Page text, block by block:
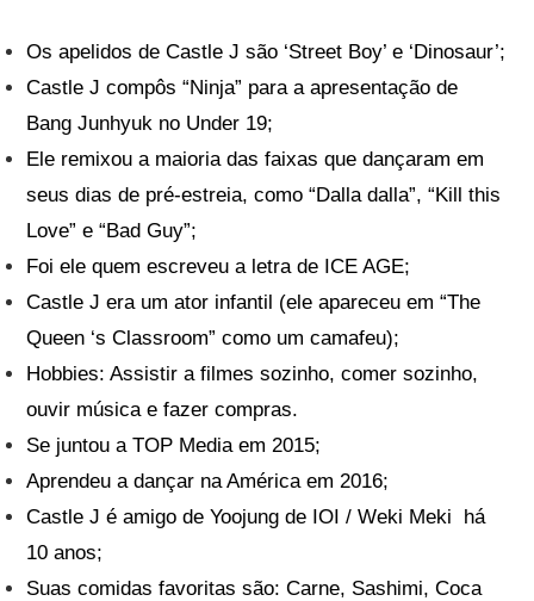
Os apelidos de Castle J são ‘Street Boy’ e ‘Dinosaur’;
Castle J compôs “Ninja” para a apresentação de
Bang Junhyuk no Under 19;
Ele remixou a maioria das faixas que dançaram em
seus dias de pré-estreia, como “Dalla dalla”, “Kill this
Love” e “Bad Guy”;
Foi ele quem escreveu a letra de ICE AGE;
Castle J era um ator infantil (ele apareceu em “The
Queen ‘s Classroom” como um camafeu);
Hobbies: Assistir a filmes sozinho, comer sozinho,
ouvir música e fazer compras.
Se juntou a TOP Media em 2015;
Aprendeu a dançar na América em 2016;
Castle J é amigo de Yoojung de IOI / Weki Meki há
10 anos;
Suas comidas favoritas são: Carne, Sashimi, Coca